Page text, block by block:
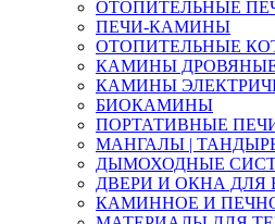
ОТОПИТЕЛЬНЫЕ
ПЕЧИ-КАМИНЫ
ОТОПИТЕЛЬНЫЕ
КАМИНЫ
КАМИНЫ
БИОКАМИНЫ
ПОРТАТИВНЫЕ
МАНГАЛЫ |
ДЫМОХОДНЫЕ
ДВЕРИ И ОКНА ДЛЯ
КАМИННОЕ И